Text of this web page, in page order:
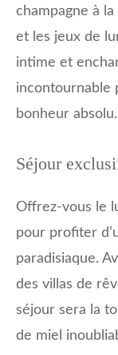
champagne à
et les jeux de
intime et
incontournable
bonheur absolu.
Séjour
Offrez-vous le
pour profiter
paradisiaque.
des villas de
séjour sera la
de miel